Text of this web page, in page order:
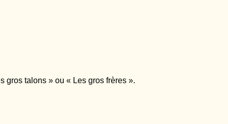
gros talons » ou « Les gros frères ».